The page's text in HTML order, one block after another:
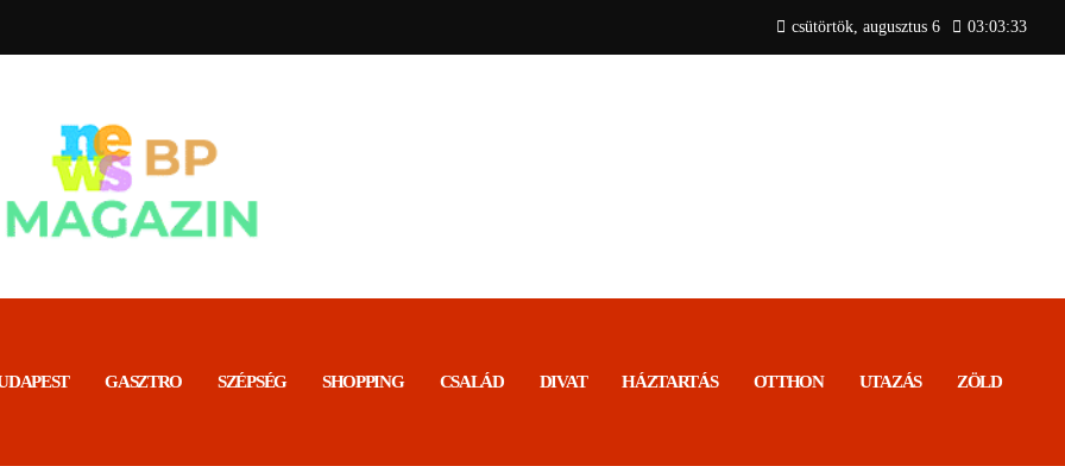
csütörtök, augusztus 6 03:03:33
GASZTRO SZÉPSÉG SHOPPING CSALÁD DIVAT HÁZTARTÁS OTTHON UTAZÁS ZÖLD